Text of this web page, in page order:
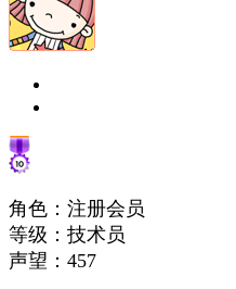
角色：注册会员
等级：技术员
声望： 457